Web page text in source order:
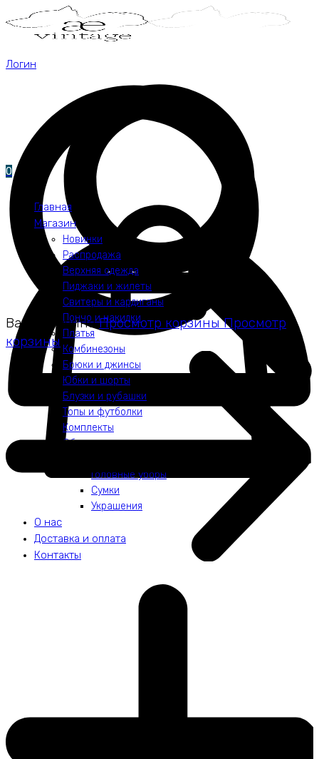
Логин
0
Главная
Магазин
Новинки
Распродажа
Верхняя одежда
Пиджаки и жилеты
Свитеры и кардиганы
Пончо и накидки
Платья
Комбинезоны
Брюки и джинсы
Юбки и шорты
Блузки и рубашки
Топы и футболки
Комплекты
Обувь
Головные уборы
Сумки
Украшения
О нас
Доставка и оплата
Контакты
Ваша корзина Просмотр корзины Просмотр
корзины